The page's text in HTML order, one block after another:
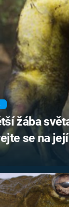
MARIE
NAPOLEON
BONAPARTE
BRITSKÁ
KRÁLOVSKÁ
RODINA
žába
se na